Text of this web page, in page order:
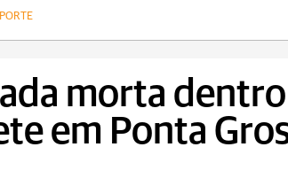
morta
em Ponta